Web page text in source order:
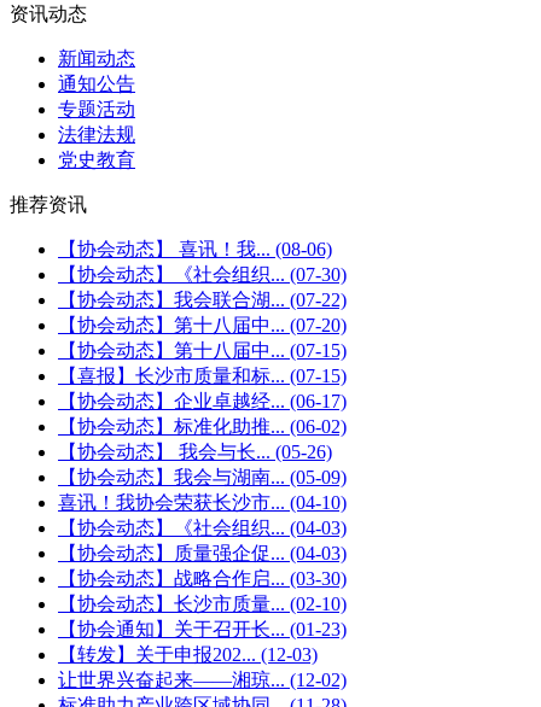
资讯动态
新闻动态
通知公告
专题活动
法律法规
党史教育
推荐资讯
【协会动态】 喜讯！我... (08-06)
【协会动态】《社会组织... (07-30)
【协会动态】我会联合湖... (07-22)
【协会动态】第十八届中... (07-20)
【协会动态】第十八届中... (07-15)
【喜报】长沙市质量和标... (07-15)
【协会动态】企业卓越经... (06-17)
【协会动态】标准化助推... (06-02)
【协会动态】 我会与长... (05-26)
【协会动态】我会与湖南... (05-09)
喜讯！我协会荣获长沙市... (04-10)
【协会动态】《社会组织... (04-03)
【协会动态】质量强企促... (04-03)
【协会动态】战略合作启... (03-30)
【协会动态】长沙市质量... (02-10)
【协会通知】关于召开长... (01-23)
【转发】关于申报202... (12-03)
让世界兴奋起来——湘琼... (12-02)